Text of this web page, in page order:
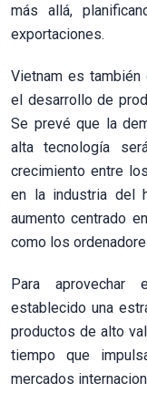
más allá,
exportaciones.
Vietnam es también
el desarrollo de
Se prevé que la
alta tecnología
crecimiento entre
en la industria del
aumento centrado
como los
Para aprovechar
establecido una
productos de alto
tiempo que
mercados